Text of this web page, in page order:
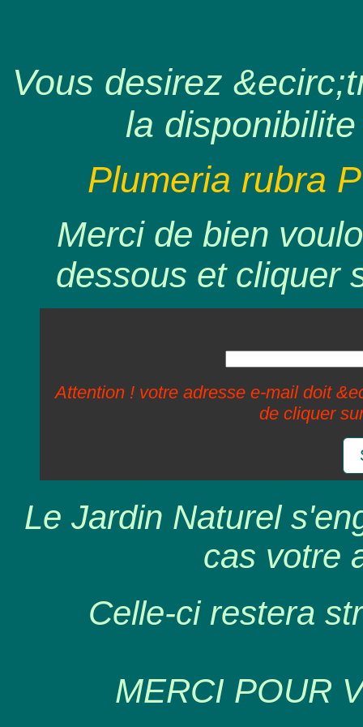
Vous desirez
la
Plumeria rubra
Merci de bien
dessous et cliquer
Attention ! votre adresse e-mail doit
de cliquer
Le Jardin Naturel
cas votre
Celle-ci restera
MERCI POUR